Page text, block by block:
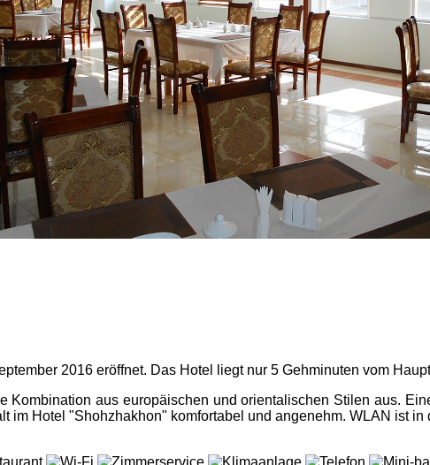
2016 eröffnet. Das Hotel liegt nur 5 Gehminuten vom
Kombination aus europäischen und orientalischen Stilen aus.
im Hotel "Shohzhakhon" komfortabel und angenehm. WLAN ist in